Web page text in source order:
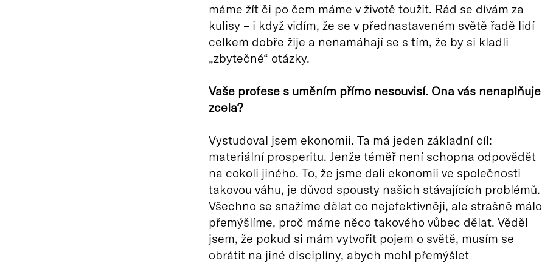
máme žít či po čem máme v životě toužit. Rád se dívám za
kulisy – i když vidím, že se v přednastaveném světě řadě lidí
celkem dobře žije a nenamáhají se s tím, že by si kladli
„zbytečné“ otázky.
Vaše profese s uměním přímo nesouvisí. Ona vás nenaplňuje
zcela?
Vystudoval jsem ekonomii. Ta má jeden základní cíl:
materiální prosperitu. Jenže téměř není schopna odpovědět
na cokoli jiného. To, že jsme dali ekonomii ve společnosti
takovou váhu, je důvod spousty našich stávajících problémů.
Všechno se snažíme dělat co nejefektivněji, ale strašně málo
přemýšlíme, proč máme něco takového vůbec dělat. Věděl
jsem, že pokud si mám vytvořit pojem o světě, musím se
obrátit na jiné disciplíny, abych mohl přemýšlet